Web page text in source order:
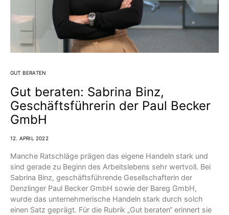
GUT BERATEN
Gut beraten: Sabrina Binz,
Geschäftsführerin der Paul Becker
GmbH
12. APRIL 2022
Manche Ratschläge prägen das eigene Handeln stark und
sind gerade zu Beginn des Arbeitslebens sehr wertvoll. Bei
Sabrina Binz, geschäftsführende Gesellschafterin der
Denzlinger Paul Becker GmbH sowie der Bareg GmbH,
wurde das unternehmerische Handeln stark durch solch
einen Satz geprägt. Für die Rubrik „Gut beraten“ erinnert sie